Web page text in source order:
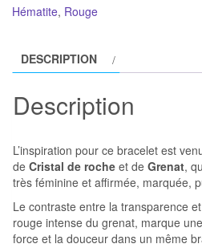
Hématite, Rouge
DESCRIPTION
Description
L’inspiration pour ce bracelet est
de Cristal de roche et de Grenat,
très féminine et affirmée, marquée,
Le contraste entre la transparence
rouge intense du grenat, marque
force et la douceur dans un même